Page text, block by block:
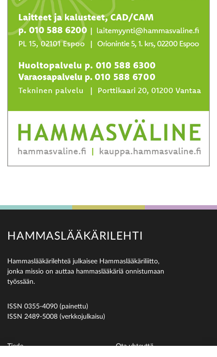
HAMMASLÄÄKÄRILEHTI
Hammaslääkärilehteä julkaisee Hammaslääkäriliitto,
jonka missio on auttaa hammaslääkäriä onnistumaan
työssään.
ISSN 0355-4090 (painettu)
ISSN 2489-5008 (verkkojulkaisu)
Tiede Ota yhteyttä